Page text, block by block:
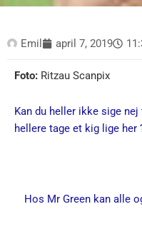
Emil april 7, 2019
Foto: Ritzau Scanpix
Kan du heller ikke sige
hellere tage et kig lige her
Hos Mr Green kan alle